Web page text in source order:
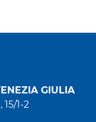
GIULIA
1-2